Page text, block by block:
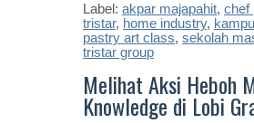
Label: akpar majapahit, chef
tristar, home industry,
pastry art class, sekolah
tristar group
Melihat Aksi Heboh
Knowledge di Lobi